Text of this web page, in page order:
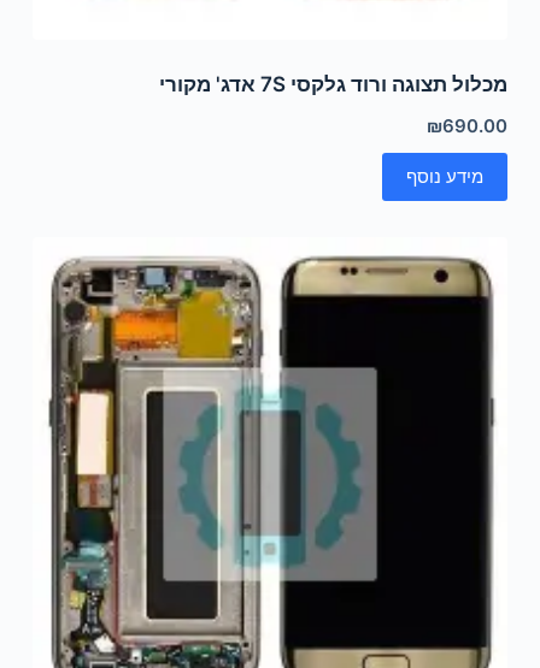
מכלול תצוגה ורוד גלקסי 7S אדג' מקורי
₪690.00
מידע נוסף